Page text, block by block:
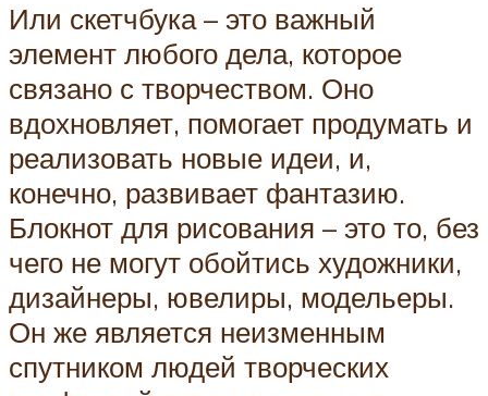
Или скетчбука – это важный
элемент любого дела, которое
связано с творчеством. Оно
вдохновляет, помогает продумать и
реализовать новые идеи, и,
конечно, развивает фантазию.
Блокнот для рисования – это то, без
чего не могут обойтись художники,
дизайнеры, ювелиры, модельеры.
Он же является неизменным
спутником людей творческих